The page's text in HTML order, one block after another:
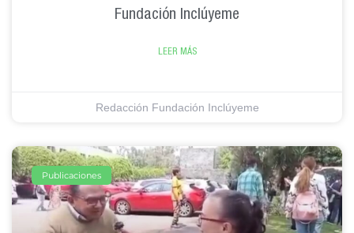
Fundación Inclúyeme
LEER MÁS
Redacción Fundación Inclúyeme
Publicaciones